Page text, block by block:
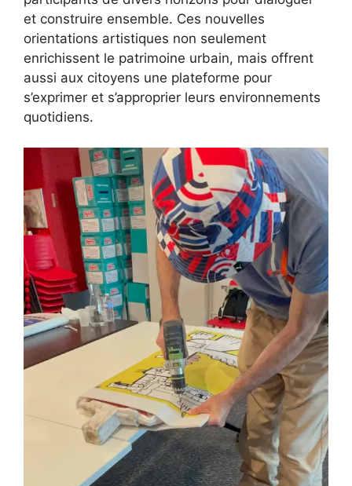
et construire ensemble. Ces nouvelles
orientations artistiques non seulement
enrichissent le patrimoine urbain, mais offrent
aussi aux citoyens une plateforme pour
s’exprimer et s’approprier leurs environnements
quotidiens.